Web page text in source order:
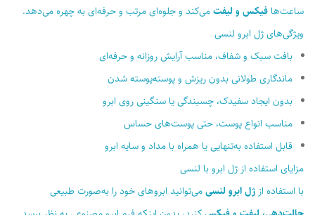
ساعت‌هافیکس و لیفتمی‌کند و جلوه‌ای مرتب و حرفه‌ای به چهره می‌دهد.
ویژگی‌های ژل ابرو لنسی
بافت سبک و شفاف، مناسب آرایش روزانه و حرفه‌ای
ماندگاری طولانی بدون ریزش و پوسته‌پوسته شدن
بدون ایجاد سفیدک، چسبندگی یا سنگینی روی ابرو
مناسب انواع پوست، حتی پوست‌های حساس
قابل استفاده به‌تنهایی یا همراه با مداد و سایه ابرو
مزایای استفاده از ژل ابرو با لنسی
با استفاده از ژل ابرو لنسیمی‌توانید ابروهای خود را به‌صورت طبیعی